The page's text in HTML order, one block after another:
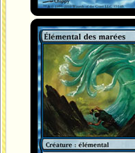
Élémental des marées